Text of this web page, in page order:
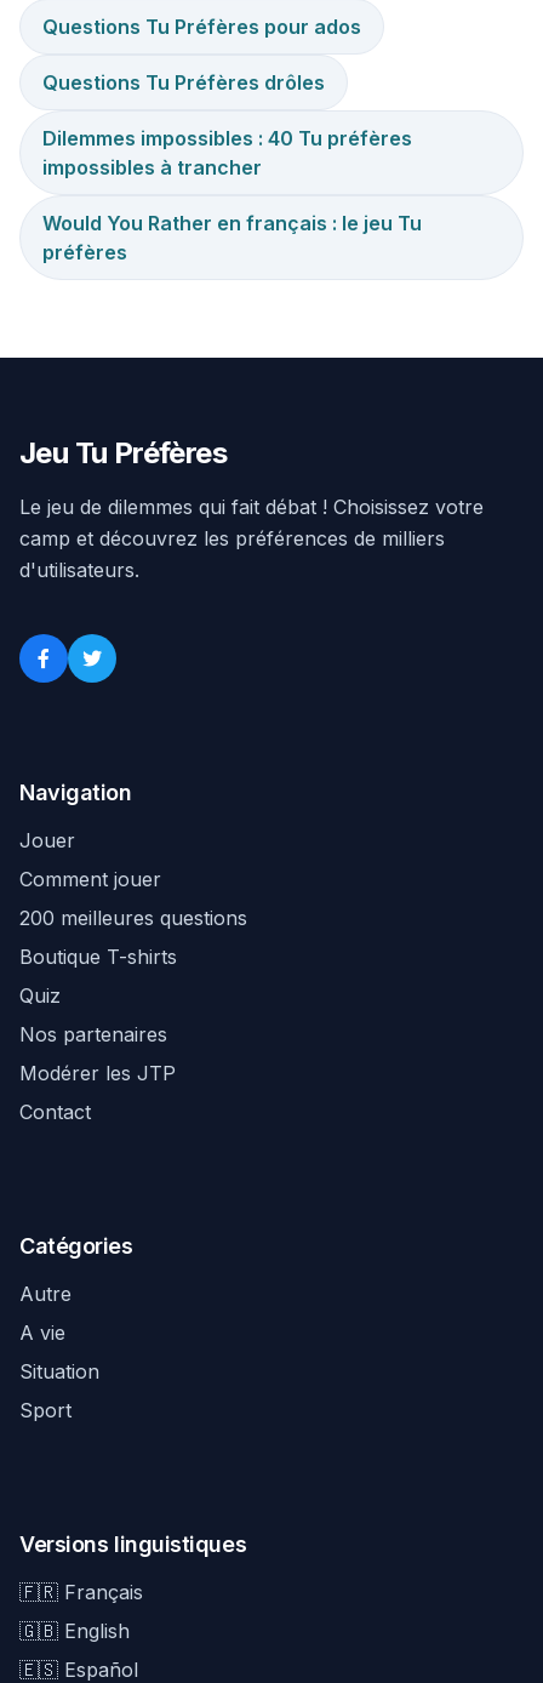
Questions Tu Préfères pour ados
Questions Tu Préfères drôles
Dilemmes impossibles : 40 Tu préfères
impossibles à trancher
Would You Rather en français : le jeu Tu
préfères
Jeu Tu Préfères
Le jeu de dilemmes qui fait débat ! Choisissez votre
camp et découvrez les préférences de milliers
d'utilisateurs.
Navigation
Jouer
Comment jouer
200 meilleures questions
Boutique T-shirts
Quiz
Nos partenaires
Modérer les JTP
Contact
Catégories
Autre
A vie
Situation
Sport
Versions linguistiques
🇫🇷 Français
🇬🇧 English
🇪🇸 Español